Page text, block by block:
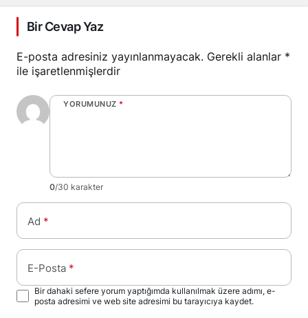
Bir Cevap Yaz
E-posta adresiniz yayınlanmayacak. Gerekli alanlar *
ile işaretlenmişlerdir
YORUMUNUZ *
0/30 karakter
Ad *
E-Posta *
Bir dahaki sefere yorum yaptığımda kullanılmak üzere adımı, e-
posta adresimi ve web site adresimi bu tarayıcıya kaydet.